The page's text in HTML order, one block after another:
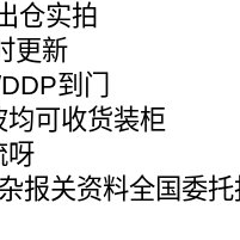
仓实拍
更新
到门
均可收货装柜
呀
报关资料全国委